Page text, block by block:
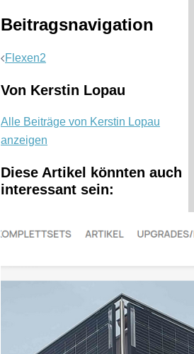
Beitragsnavigation
Flexen2
Von Kerstin Lopau
Alle Beiträge von Kerstin Lopau
anzeigen
Diese Artikel könnten auch
interessant sein: